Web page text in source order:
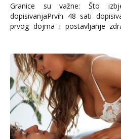
Granice su važne: Što
dopisivanjaPrvih 48 sati
prvog dojma i postavljanje
Važno je izbjeći prebrzo
informacija, jer nepoznata
povjerenje. Takođe...